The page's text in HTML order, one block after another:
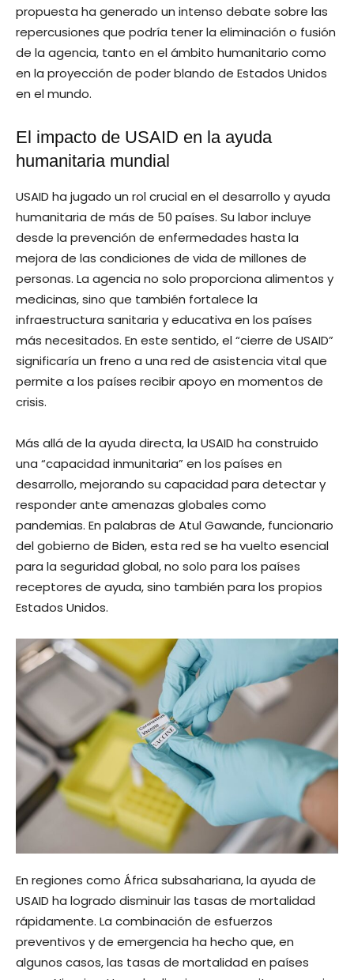
propuesta ha generado un intenso debate sobre las
repercusiones que podría tener la eliminación o fusión
de la agencia, tanto en el ámbito humanitario como
en la proyección de poder blando de Estados Unidos
en el mundo.
El impacto de USAID en la ayuda
humanitaria mundial
USAID ha jugado un rol crucial en el desarrollo y ayuda
humanitaria de más de 50 países. Su labor incluye
desde la prevención de enfermedades hasta la
mejora de las condiciones de vida de millones de
personas. La agencia no solo proporciona alimentos y
medicinas, sino que también fortalece la
infraestructura sanitaria y educativa en los países
más necesitados. En este sentido, el “cierre de USAID”
significaría un freno a una red de asistencia vital que
permite a los países recibir apoyo en momentos de
crisis.
Más allá de la ayuda directa, la USAID ha construido
una “capacidad inmunitaria” en los países en
desarrollo, mejorando su capacidad para detectar y
responder ante amenazas globales como
pandemias. En palabras de Atul Gawande, funcionario
del gobierno de Biden, esta red se ha vuelto esencial
para la seguridad global, no solo para los países
receptores de ayuda, sino también para los propios
Estados Unidos.
En regiones como África subsahariana, la ayuda de
USAID ha logrado disminuir las tasas de mortalidad
rápidamente. La combinación de esfuerzos
preventivos y de emergencia ha hecho que, en
algunos casos, las tasas de mortalidad en países